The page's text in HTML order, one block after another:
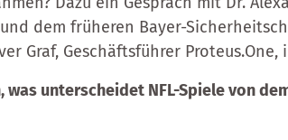
dem früheren Bayer-
Graf, Geschäftsführer
was unterscheidet NFL-Spiele von